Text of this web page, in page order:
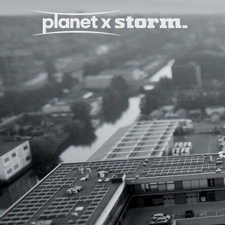
visual effects
virtual production
experiences
title design
readyset studios
setellite